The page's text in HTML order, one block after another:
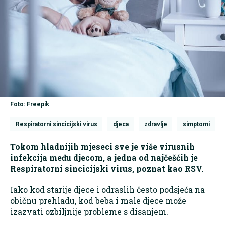
Foto: Freepik
Respiratorni sincicijski virus djeca zdravlje simptomi
Tokom hladnijih mjeseci sve je više virusnih
infekcija među djecom, a jedna od najčešćih je
Respiratorni sincicijski virus, poznat kao RSV.
Iako kod starije djece i odraslih često podsjeća na
običnu prehladu, kod beba i male djece može
izazvati ozbiljnije probleme s disanjem.